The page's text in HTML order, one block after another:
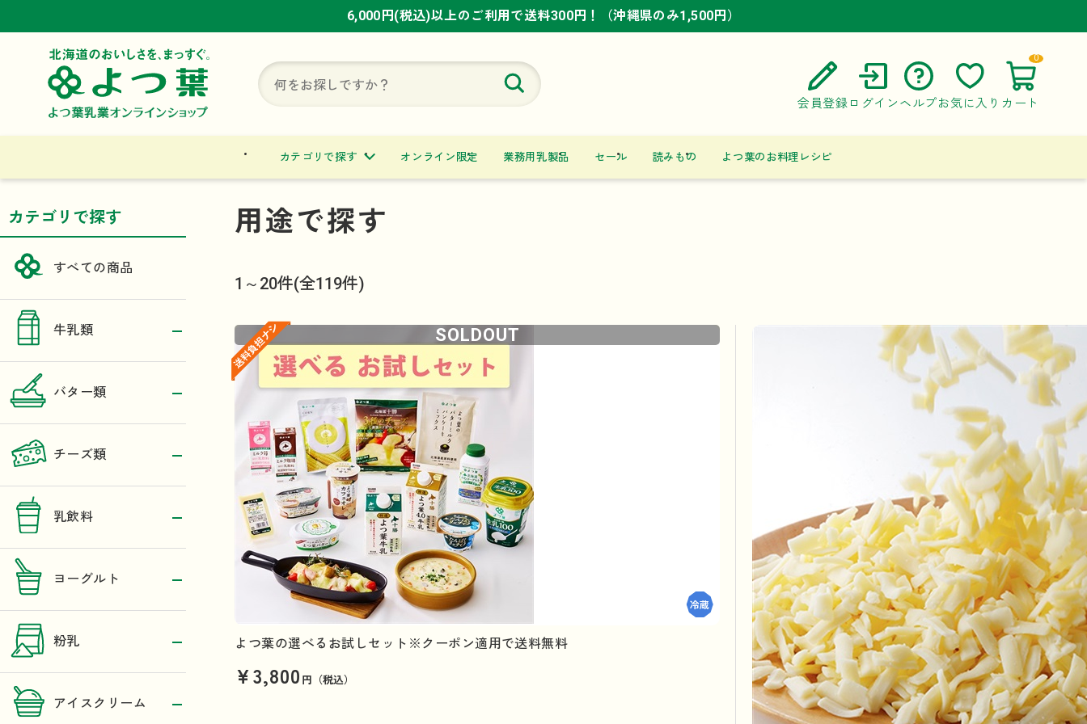
6,000円(税込)以上のご利用で送料300円！（沖縄県のみ1,500円）
6,000円(税込)以上のご利用で送料300円！（沖縄県のみ1,500円）
6,000円(税込)以上のご利用で送料300円！（沖縄県のみ1,500円）
会員登録 ログイン ヘルプ
ご利用ガイド
お問い合わせ
お気に入り カート
0
カテゴリで探す オンライン限定 業務用乳製品 セール 読みもの よつ葉のお料理レシピ
カテゴリで探す
すべての商品
牛乳類
バター類
チーズ類
乳飲料
ヨーグルト
粉乳
アイスクリーム
用途で探す
1～20件(全119件)
よつ葉の選べるお試しセット※クーポン適用で送料無料
¥3,800 円（税込）
SOLDOUT